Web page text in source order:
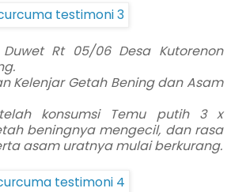
Rt 05/06 Desa Kutorenon
Kelenjar Getah Bening dan Asam
konsumsi Temu putih 3 x
beningnya mengecil, dan rasa
asam uratnya mulai berkurang.